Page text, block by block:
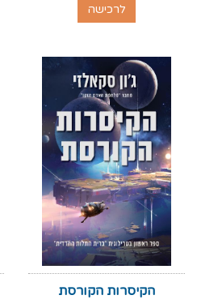
לרכישה
הקיסרות הקורסת